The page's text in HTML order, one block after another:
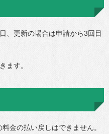
、更新の場合は申請から3回目
ます。
金の払い戻しはできません。